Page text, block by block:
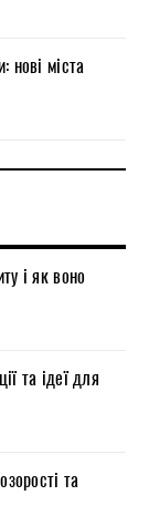
нові міста
і як воно
та ідеї для
та